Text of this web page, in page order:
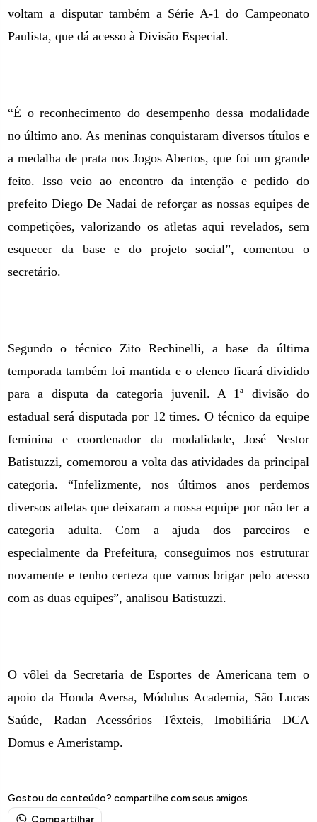
voltam a disputar também a Série A-1 do Campeonato
Paulista, que dá acesso à Divisão Especial.
“É o reconhecimento do desempenho dessa modalidade
no último ano. As meninas conquistaram diversos títulos e
a medalha de prata nos Jogos Abertos, que foi um grande
feito. Isso veio ao encontro da intenção e pedido do
prefeito Diego De Nadai de reforçar as nossas equipes de
competições, valorizando os atletas aqui revelados, sem
esquecer da base e do projeto social”, comentou o
secretário.
Segundo o técnico Zito Rechinelli, a base da última
temporada também foi mantida e o elenco ficará dividido
para a disputa da categoria juvenil. A 1ª divisão do
estadual será disputada por 12 times. O técnico da equipe
feminina e coordenador da modalidade, José Nestor
Batistuzzi, comemorou a volta das atividades da principal
categoria. “Infelizmente, nos últimos anos perdemos
diversos atletas que deixaram a nossa equipe por não ter a
categoria adulta. Com a ajuda dos parceiros e
especialmente da Prefeitura, conseguimos nos estruturar
novamente e tenho certeza que vamos brigar pelo acesso
com as duas equipes”, analisou Batistuzzi.
O vôlei da Secretaria de Esportes de Americana tem o
apoio da Honda Aversa, Módulus Academia, São Lucas
Saúde, Radan Acessórios Têxteis, Imobiliária DCA
Domus e Ameristamp.
Gostou do conteúdo? compartilhe com seus amigos.
Compartilhar